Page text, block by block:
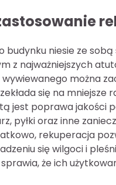
niesie ze
z najważniejszych
można
się na mniejsze
jest poprawa jakości
pyłki oraz inne
rekuperacja
się wilgoci i
że ich